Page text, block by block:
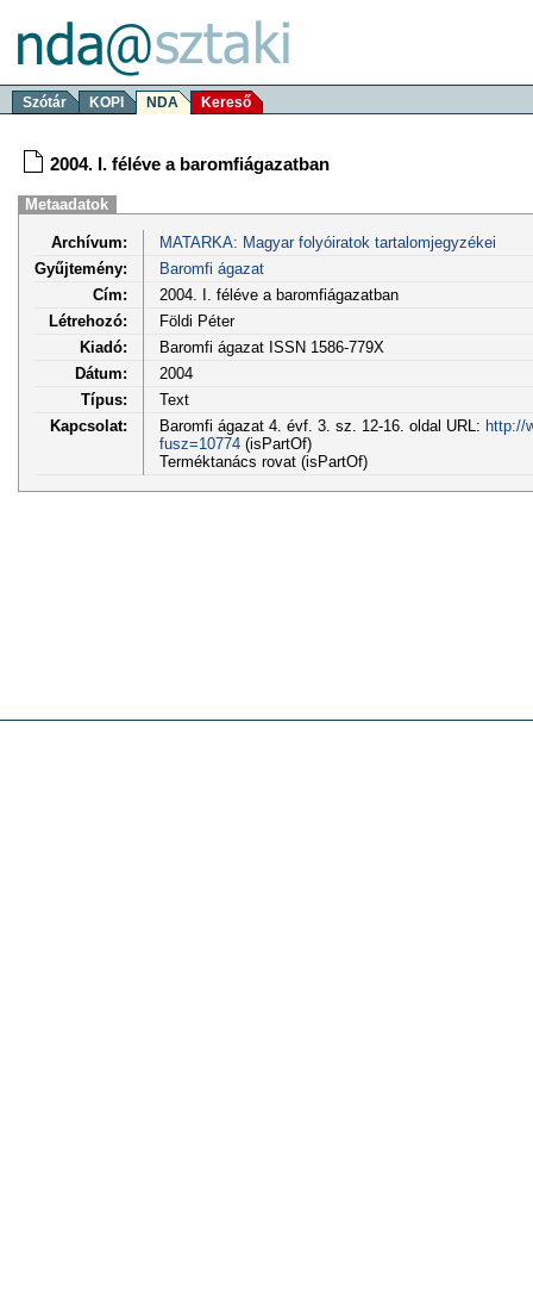
Szótár KOPI NDA Kereső
2004. I. féléve a baromfiágazatban
Metaadatok
Archívum:
MATARKA: Magyar folyóiratok tartalomjegyzékei
Gyűjtemény:
Baromfi ágazat
Cím:
2004. I. féléve a baromfiágazatban
Létrehozó:
Földi Péter
Kiadó:
Baromfi ágazat ISSN 1586-779X
Dátum:
2004
Típus:
Text
Kapcsolat:
Baromfi ágazat 4. évf. 3. sz. 12-16. oldal URL: http://
fusz=10774(isPartOf)
Terméktanács rovat (isPartOf)